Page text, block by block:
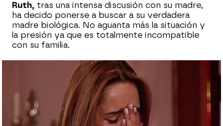
Ruth, tras una intensa discusión con su madre,
ha decido ponerse a buscar a su verdadera
madre biológica. No aguanta más la situación y
la presión ya que es totalmente incompatible
con su familia.